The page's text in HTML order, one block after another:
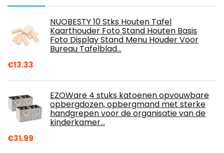
NUOBESTY 10 Stks Houten Tafel
Kaarthouder Foto Stand Houten Basis
Foto Display Stand Menu Houder Voor
Bureau Tafelblad…
€13.33
EZOWare 4 stuks katoenen opvouwbare
opbergdozen, opbergmand met sterke
handgrepen voor de organisatie van de
kinderkamer…
€31.99